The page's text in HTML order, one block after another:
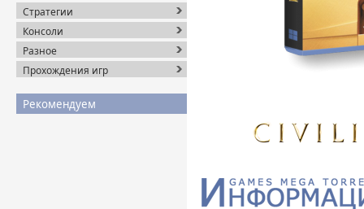
Стратегии
Консоли
Разное
Прохождения игр
Рекомендуем